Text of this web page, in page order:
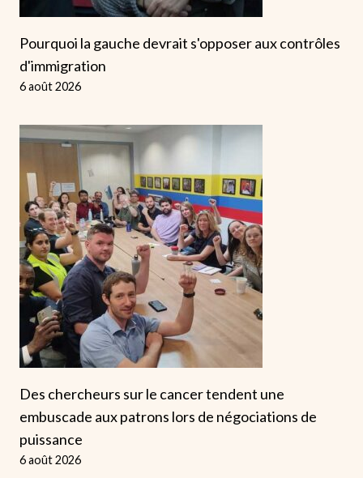
Pourquoi la gauche devrait s'opposer aux contrôles
d'immigration
6 août 2026
Des chercheurs sur le cancer tendent une
embuscade aux patrons lors de négociations de
puissance
6 août 2026